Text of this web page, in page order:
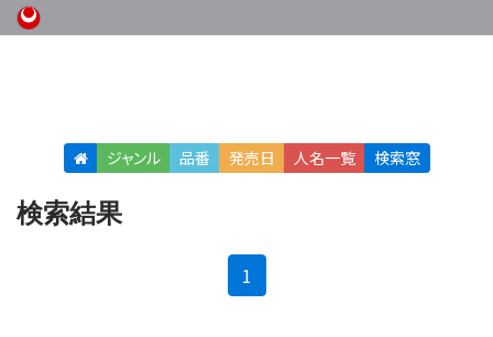
ジャンル 品番 発売日 人名一覧 検索窓
検索結果
1